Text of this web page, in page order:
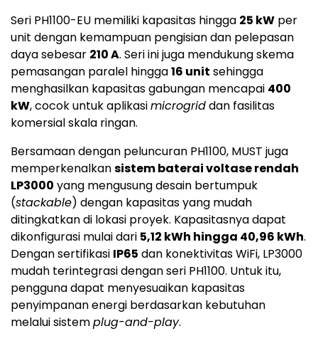
Seri PH1100-EU memiliki kapasitas hingga 25 kW per
unit dengan kemampuan pengisian dan pelepasan
daya sebesar 210 A. Seri ini juga mendukung skema
pemasangan paralel hingga16 unit sehingga
menghasilkan kapasitas gabungan mencapai 400
kW, cocok untuk aplikasimicrogriddan fasilitas
komersial skala ringan.
Bersamaan dengan peluncuran PH1100, MUST juga
memperkenalkansistem baterai voltase rendah
LP3000 yang mengusung desain bertumpuk
(stackable) dengan kapasitas yang mudah
ditingkatkan di lokasi proyek. Kapasitasnya dapat
dikonfigurasi mulai dari 5,12 kWh hingga 40,96 kWh.
Dengan sertifikasi IP65 dan konektivitas WiFi, LP3000
mudah terintegrasi dengan seri PH1100. Untuk itu,
pengguna dapat menyesuaikan kapasitas
penyimpanan energi berdasarkan kebutuhan
melalui sistemplug-and-play.